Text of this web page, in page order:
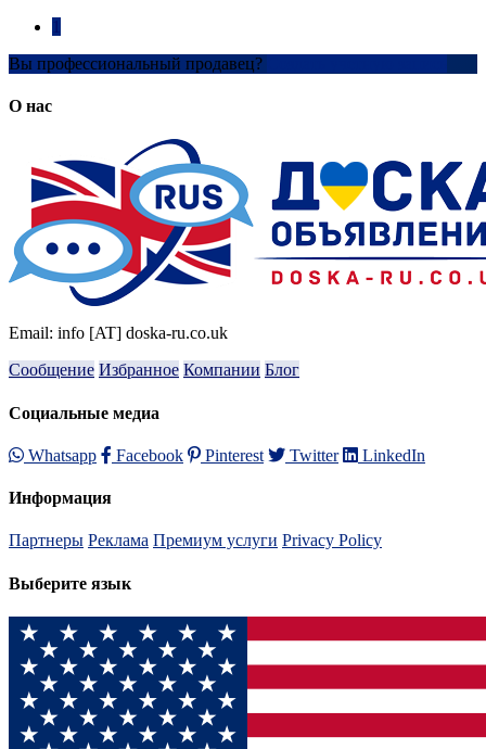
Вы профессиональный продавец?
О нас
Email: info [AT] doska-ru.co.uk
Сообщение Избранное Компании Блог
Социальные медиа
Whatsapp Facebook Pinterest Twitter LinkedIn
Информация
Партнеры Реклама Премиум услуги Privacy Policy
Выберите язык